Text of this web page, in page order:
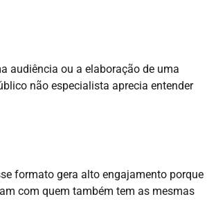
audiência ou a elaboração de uma
não especialista aprecia entender
formato gera alto engajamento porque
com quem também tem as mesmas